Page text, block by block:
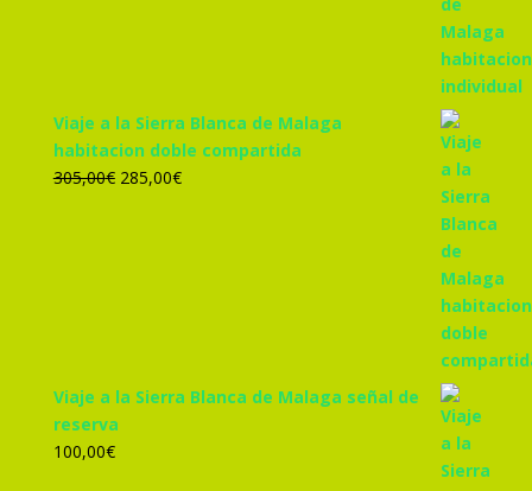
Viaje a la Sierra Blanca de Malaga
habitacion doble compartida
305,00€ El
285,00€El
Viaje a la Sierra Blanca de Malaga señal de
reserva
100,00€